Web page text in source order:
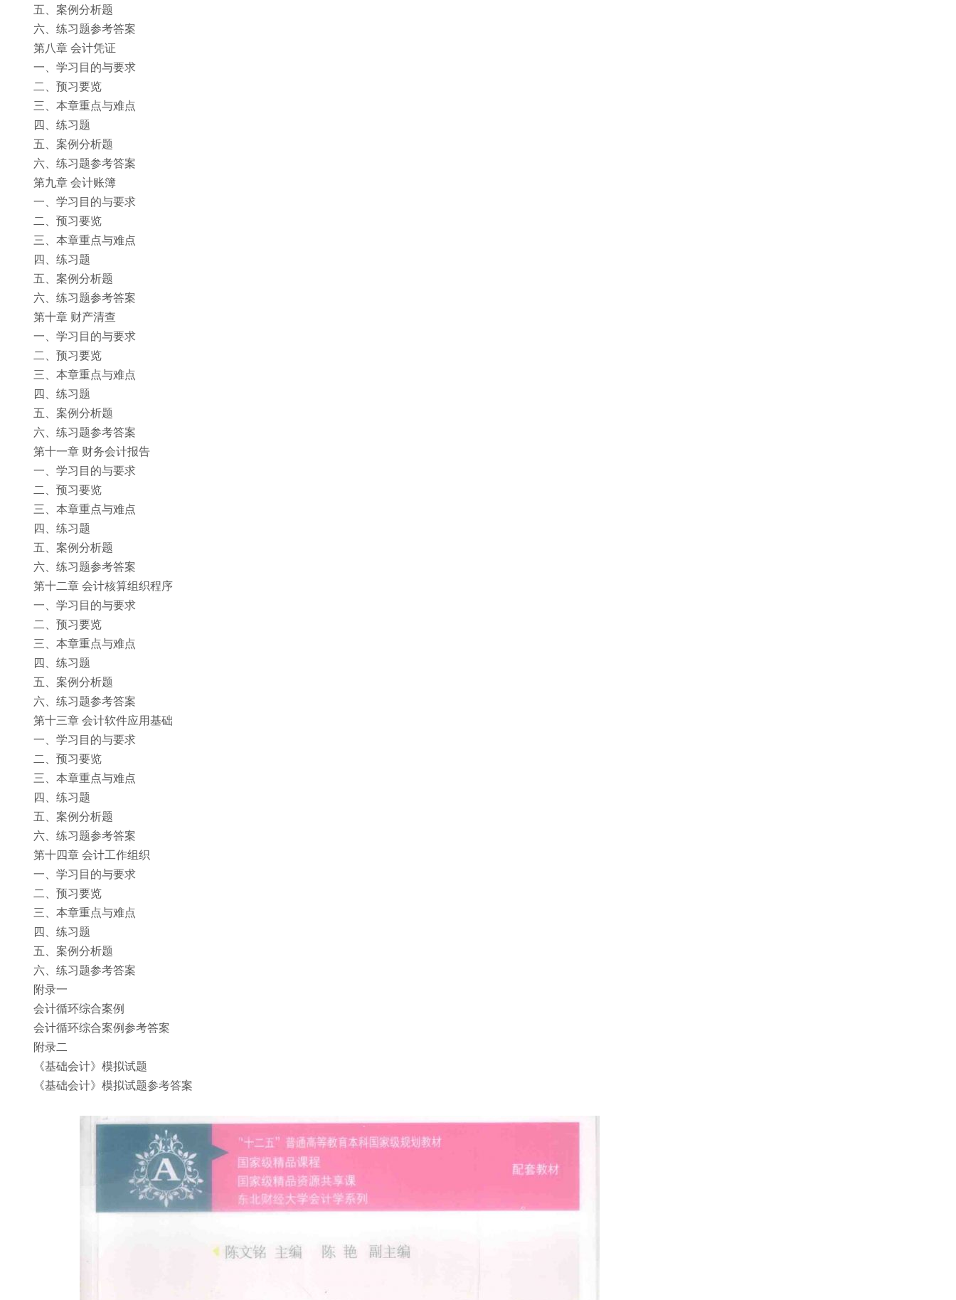
五、案例分析题
六、练习题参考答案
第八章 会计凭证
一、学习目的与要求
二、预习要览
三、本章重点与难点
四、练习题
五、案例分析题
六、练习题参考答案
第九章 会计账簿
一、学习目的与要求
二、预习要览
三、本章重点与难点
四、练习题
五、案例分析题
六、练习题参考答案
第十章 财产清查
一、学习目的与要求
二、预习要览
三、本章重点与难点
四、练习题
五、案例分析题
六、练习题参考答案
第十一章 财务会计报告
一、学习目的与要求
二、预习要览
三、本章重点与难点
四、练习题
五、案例分析题
六、练习题参考答案
第十二章 会计核算组织程序
一、学习目的与要求
二、预习要览
三、本章重点与难点
四、练习题
五、案例分析题
六、练习题参考答案
第十三章 会计软件应用基础
一、学习目的与要求
二、预习要览
三、本章重点与难点
四、练习题
五、案例分析题
六、练习题参考答案
第十四章 会计工作组织
一、学习目的与要求
二、预习要览
三、本章重点与难点
四、练习题
五、案例分析题
六、练习题参考答案
附录一
会计循环综合案例
会计循环综合案例参考答案
附录二
《基础会计》模拟试题
《基础会计》模拟试题参考答案